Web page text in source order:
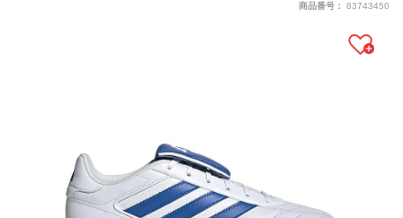
商品番号： 83743450